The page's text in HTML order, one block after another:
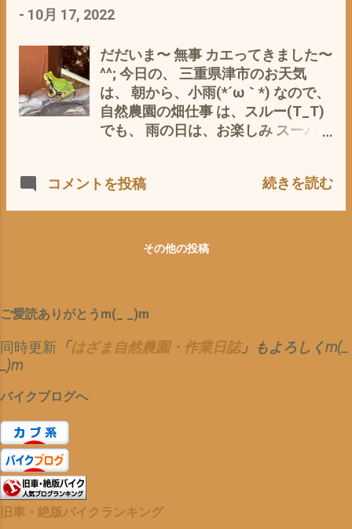
付けて使用 スーパーカブ110JA10
パーカブ50(AA04)/110(JA10) ウイ
ンドシールド Honda二輪純正アクセ
サリー 08R70-KZV...
りさんとは、 ご無沙汰 思うに、 ど
屋と、三重県津市とでは、 車や人口
の密度が全然違う なので、 おまわり
さんの、密度も 当然 出会う機会も
たぶん、1/10 以下かと(^_^;) ②カブ
乗りに、なって 体感＝体が丸腰なの
ンサーが 敏感に・ω・ ③カブなの
で、駐車禁止が 気にならない(^_^;)
＝みのがして くれる？ から かも
安全運転を？ 心がけている って
ールド免許に ほんと、 カブ 様さ
ま で ございます〜〜m(_ _)m 追伸
そういえば 今、 飲んでいるガレー
で います〜(^o^) なかなか、 そん
ソーパズルより 楽しい〜 よ〜
(^o^) で、 そんな、作業を 楽しんで
いる時 フト？ 私の敬愛しております
養老孟司 さんの 言葉が・・・・ 人
体の解剖の授業で ある 生徒が 「血
管 神経の 位置が マニュア
って(*´ω｀*) 東大理３ 医学部の
じ じゃ無いんだ〜だ〜 って・ω・
東大理３医学部は、年間１００人
差値 ８５以上 の 天才＝宇宙人＝
- 10月 17, 2022
だだいま〜 無事 カエってきました〜
^^; 今日の、 三重県津市のお天気
は、 朝から、小雨(*´ω｀*) なので、
自然農園の畑仕事 は、スルー(T_T)
でも、 雨の日は、お楽しみ スーパー
110JA07E エンジン シリンダーヘ
ブ110JA07E バルブクリアランス 排
お次は、 腰下、 メインのシフトギア
Rクランクケースの組み上げ とりあ
えず、 仮組みを ⬇ 失敗(*´ω｀*) 反
交換 パーツリスト No,11のガイドロ
コメントを投稿 続きを読む
その他の投稿
ご愛読ありがとうm(_ _)m
同時更新 「はざま自然農園・作業日誌」もよろしくm(_
_)m
バイクブログへ
旧車・絶版バイクランキング